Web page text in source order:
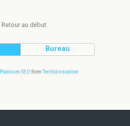
Retour au début
Bureau
Platinum SEO fromTechblissonline